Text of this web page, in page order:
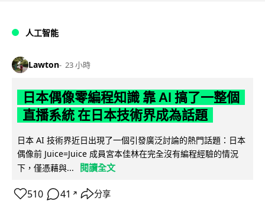
人工智能
Lawton 23 小時
日本偶像零編程知識 靠 AI 搞了一整個
直播系統 在日本技術界成為話題
日本 AI 技術界近日出現了一個引發廣泛討論的熱門話題：日本
偶像前 Juice=Juice 成員宮本佳林在完全沒有編程經驗的情況
下，僅憑藉與...
閱讀全文
510 41 ↗ 分享